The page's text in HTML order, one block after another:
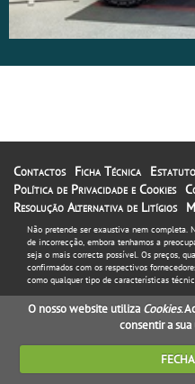
Contactos Ficha Técnica
Política de Privacidade e Cookies
Resolução Alternativa de Litígios
Não pretende ser exaustiva nem completa.
de incorrecção, embora tenhamos a
seja o mais correcta possível. Os preços,
confirmados com os respectivos
como qualquer tipo de características
O nosso website utiliza Cookies.
consentir a